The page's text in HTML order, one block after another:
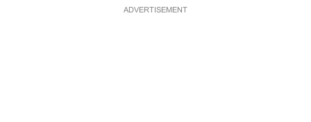
ADVERTISEMENT